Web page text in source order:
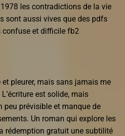
les contradictions de la vie
sont aussi vives que des pdfs
confuse et difficile fb2
et pleurer, mais sans jamais me
est solide, mais
peu prévisible et manque de
Un roman qui explore les
rédemption gratuit une subtilité